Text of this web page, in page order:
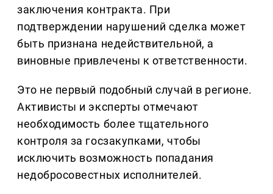
заключения контракта. При
подтверждении нарушений сделка может
быть признана недействительной, а
виновные привлечены к ответственности.
Это не первый подобный случай в регионе.
Активисты и эксперты отмечают
необходимость более тщательного
контроля за госзакупками, чтобы
исключить возможность попадания
недобросовестных исполнителей.